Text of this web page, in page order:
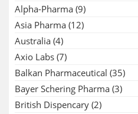
Alpha-Pharma (9)
Asia Pharma (12)
Australia (4)
Axio Labs (7)
Balkan Pharmaceutical (35)
Bayer Schering Pharma (3)
British Dispencary (2)